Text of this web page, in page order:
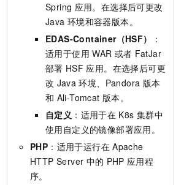
Spring 应用。在选择后可更改
Java 环境和容器版本。
EDAS-Container（HSF）
：
适用于使用 WAR 或者 FatJar
部署 HSF 应用。在选择后可更
改 Java 环境、Pandora 版本
和 Ali-Tomcat 版本。
自定义 ：适用于在 K8s 集群中
使用自定义的镜像部署应用。
PHP ：适用于运行在 Apache
HTTP Server 中的 PHP 应用程
序。